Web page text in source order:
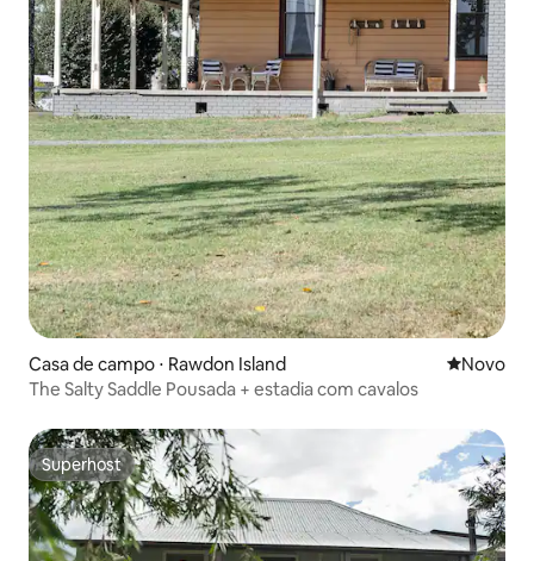
Casa de campo ⋅ Rawdon Island Novo
Novo
The Salty Saddle Pousada + estadia com cavalos
Superhost
Superhost